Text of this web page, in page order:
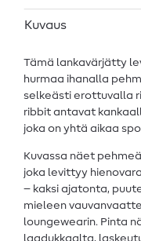
Kuvaus
Tämä lankavärjätty
hurmaa ihanalla
selkeästi erottuvalla
ribbit antavat
joka on yhtä aikaa
Kuvassa näet
joka levittyy
– kaksi ajatonta,
mieleen
loungewearin. Pinta